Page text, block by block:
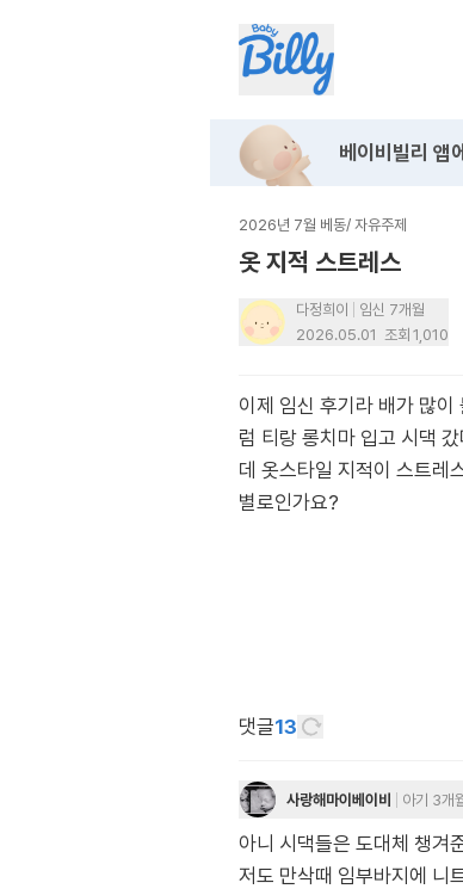
베이비빌리 앱
2026년 7월 베동/ 자유주제
옷 지적 스트레스
다정희이
임신 7개월
2026.05.01 조회 1,010
이제 임신 후기라 배가 많
럼 티랑 롱치마 입고 시댁
데 옷스타일 지적이 스트레
별로인가요?
댓글13
사랑해마이베이비 아기 3개
아니 시댁들은 도대체 챙겨
저도 만삭때 임부바지에 니